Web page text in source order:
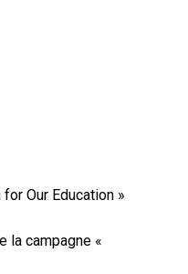
Our Education »
la campagne «